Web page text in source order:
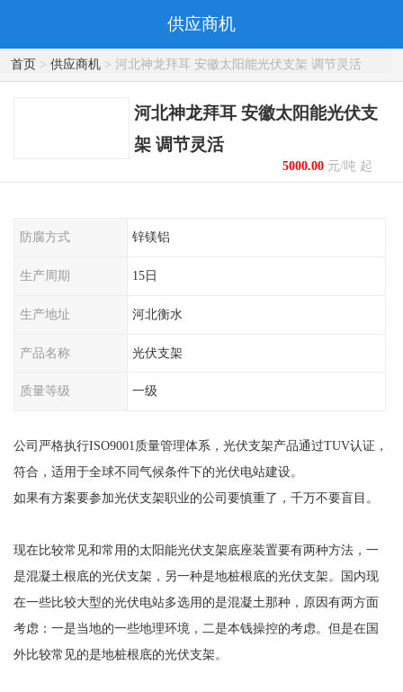
供应商机
首页> 供应商机> 河北神龙拜耳 安徽太阳能光伏支架 调节灵活
河北神龙拜耳 安徽太阳能光伏支
架 调节灵活
5000.00元/吨 起
防腐方式 锌镁铝
生产周期 15日
生产地址 河北衡水
产品名称 光伏支架
质量等级 一级
公司严格执行ISO9001质量管理体系，光伏支架产品通过TUV认证，
符合，适用于全球不同气候条件下的光伏电站建设。
如果有方案要参加光伏支架职业的公司要慎重了，千万不要盲目。